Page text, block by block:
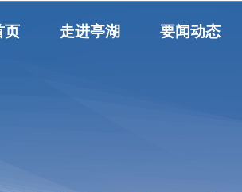
页 走进亭湖 要闻动态